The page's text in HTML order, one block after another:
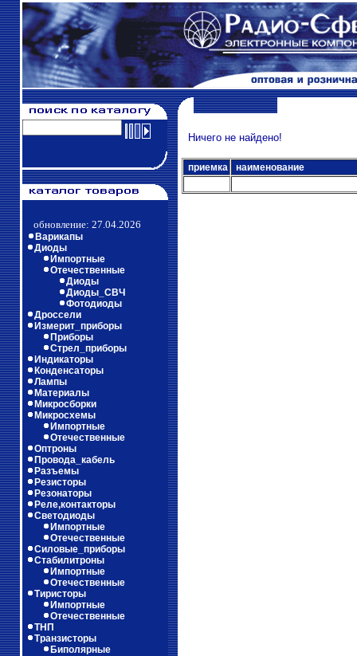
обновление: 27.04.2026
Варикапы
Диоды
Импортные
Отечественные
Диоды
Диоды_СВЧ
Фотодиоды
Дроссели
Измерит_приборы
Приборы
Стрел_приборы
Индикаторы
Конденсаторы
Лампы
Материалы
Микросборки
Микросхемы
Импортные
Отечественные
Оптроны
Провода_кабель
Разъемы
Резисторы
Резонаторы
Реле,контакторы
Светодиоды
Импортные
Отечественные
Силовые_приборы
Стабилитроны
Импортные
Отечественные
Тиристоры
Импортные
Отечественные
ТНП
Транзисторы
Биполярные
Ничего не найдено!
приемка наименование